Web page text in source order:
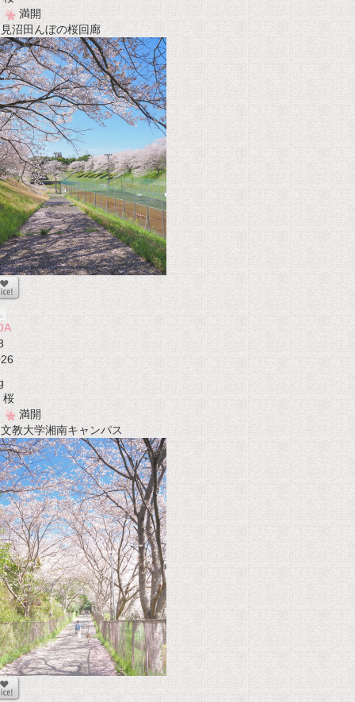
満開
沼田んぼの桜回廊
桜
満開
教大学湘南キャンパス